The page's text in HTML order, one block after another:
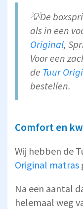
💡De
als in een
Original,
Voor een
de Tuur
bestellen.
Comfort en
Wij hebben de
Original matras
Na een aantal
helemaal weg